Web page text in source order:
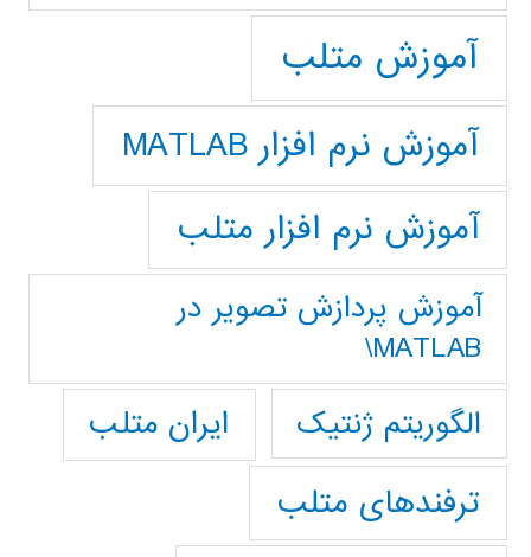
آموزش متلب
آموزش نرم افزار MATLAB
آموزش نرم افزار متلب
آموزش پردازش تصوير در
MATLAB\
الگوریتم ژنتیک
ایران متلب
ترفندهای متلب